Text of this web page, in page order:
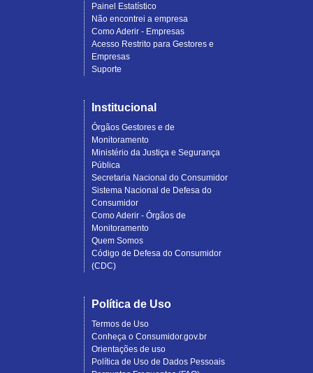
Painel Estatístico
Não encontrei a empresa
Como Aderir - Empresas
Acesso Restrito para Gestores e
Empresas
Suporte
Institucional
Órgãos Gestores e de
Monitoramento
Ministério da Justiça e Segurança
Pública
Secretaria Nacional do Consumidor
Sistema Nacional de Defesa do
Consumidor
Como Aderir - Órgãos de
Monitoramento
Quem Somos
Código de Defesa do Consumidor
(CDC)
Política de Uso
Termos de Uso
Conheça o Consumidor.gov.br
Orientações de uso
Política de Uso de Dados Pessoais